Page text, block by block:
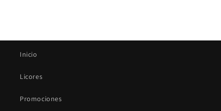
Inicio
Licores
Promociones